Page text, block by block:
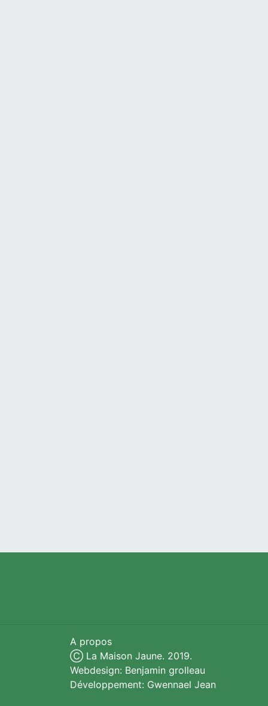
A propos
Ⓒ La Maison Jaune. 2019.
Webdesign: Benjamin grolleau
Développement: Gwennael Jean